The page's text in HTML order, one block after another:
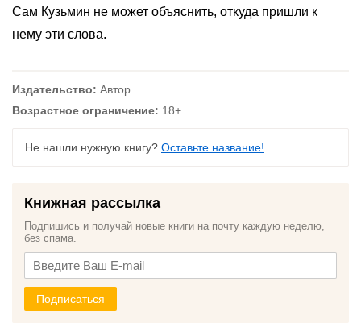
Сам Кузьмин не может объяснить, откуда пришли к
нему эти слова.
Издательство: Автор
Возрастное ограничение: 18+
Не нашли нужную книгу? Оставьте название!
Книжная рассылка
Подпишись и получай новые книги на почту каждую неделю,
без спама.
Подписаться